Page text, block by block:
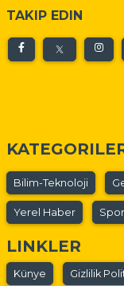
TAKIP EDIN
Bilim-Teknoloji
Yerel Haber Spor
LINKLER
Künye Gizlilik